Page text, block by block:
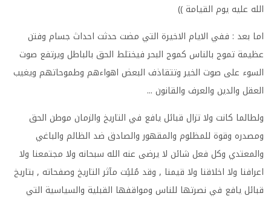
الله عليه يوم القيامة))
اما بعد : ففي الايام الاخيرة التي مضت حدثت احداث جسام وفتن
عظيمة تموج بالناس كموج البحر فيختلط الحق بالباطل ويرتفع صوت
السوء على صوت الخير وتتقاذف البعض اهواءهم وطموحاتهم ويغيب
العقل والدين والعرف والقانون ...
ولطالما كانت ولا تزال قبائل يافع في التاريخ والزمان موطن الحق
ومصدره وقوة للمظلوم والمقهور والصادق ضد الظالم والباغي
والمعتدي وكل فعل شائن لا يرضى عنه الله سبحانه ولا مجتمعنا ولا
اعرافنا ولا اخلاقنا ولا قيمنا , وقد مُلئِت مآثر التاريخ وصفحاته , بتاريخ
قبائل يافع في نصرتها للناس ومواقفها القبلية والسياسية التي